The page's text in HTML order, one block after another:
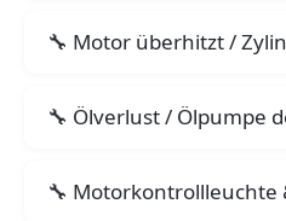
Motor überhitzt /
Ölverlust / Ölpumpe
Motorkontrollleuchte